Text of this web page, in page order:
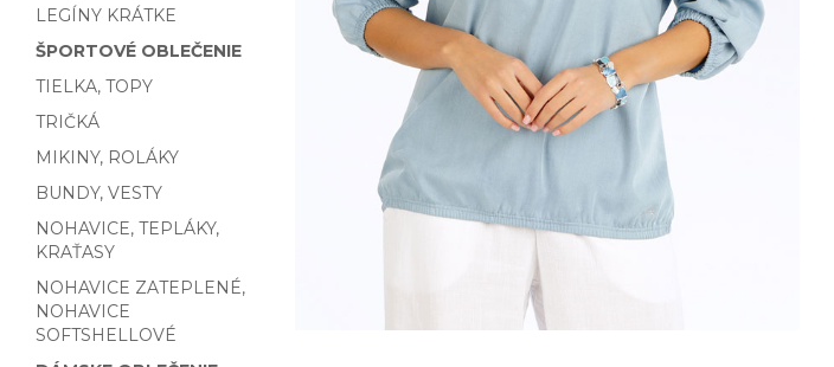
LEGÍNY KRÁTKE
ŠPORTOVÉ OBLEČENIE
TIELKA, TOPY
TRIČKÁ
MIKINY, ROLÁKY
BUNDY, VESTY
NOHAVICE, TEPLÁKY,
KRAŤASY
NOHAVICE ZATEPLENÉ,
NOHAVICE
SOFTSHELLOVÉ